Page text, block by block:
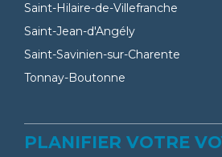
Saint-Hilaire-de-Villefranche
Saint-Jean-d'Angély
Saint-Savinien-sur-Charente
Tonnay-Boutonne
PLANIFIER VOTRE